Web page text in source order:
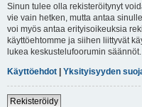
Sinun tulee olla rekisteröitynyt
vie vain hetken, mutta antaa
voi myös antaa erityisoikeuksia
käyttöehtomme ja siihen liittyvät
lukea keskustelufoorumin säännöt.
Käyttöehdot | Yksityisyyden
Rekisteröidy